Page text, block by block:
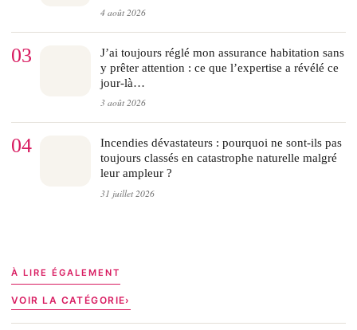
4 août 2026
03
J’ai toujours réglé mon assurance habitation sans
y prêter attention : ce que l’expertise a révélé ce
jour-là…
3 août 2026
04
Incendies dévastateurs : pourquoi ne sont-ils pas
toujours classés en catastrophe naturelle malgré
leur ampleur ?
31 juillet 2026
À LIRE ÉGALEMENT
VOIR LA CATÉGORIE